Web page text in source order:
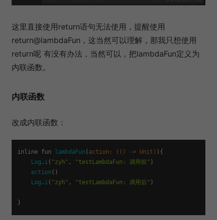
这里直接使用return语句无法使用，提醒使用
return@lambdaFun，这当然可以理解，那我只想使用
return呢 有没有办法，当然可以，把lambdaFun定义为
内联函数。
内联函数
改成内联函数：
inline fun lambdaFun ( action: (() -> Unit) ){
Log . i( "zyh" , "testLambdaFun: 调用前" )
action ()
Log . i( "zyh" , "testLambdaFun: 调用后" )